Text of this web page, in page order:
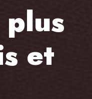
et